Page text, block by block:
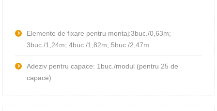
Elemente de fixare pentru montaj:3buc./0,63m;
3buc./1,24m; 4buc./1,82m; 5buc./2,47m
Adeziv pentru capace: 1buc./modul (pentru 25 de
capace)